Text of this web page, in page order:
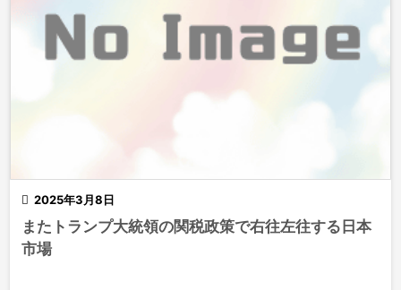
 2025年3月8日
またトランプ大統領の関税政策で右往左往する日本
市場